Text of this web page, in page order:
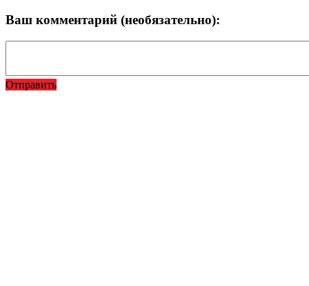
Ваш комментарий (необязательно):
Отправить